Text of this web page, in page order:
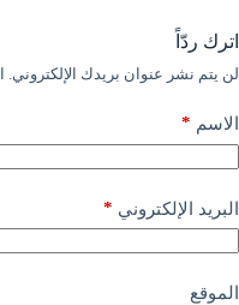
اترك ردّاً
لن يتم نشر عنوان بريدك الإلكتروني.
الاسم *
البريد الإلكتروني *
الموقع